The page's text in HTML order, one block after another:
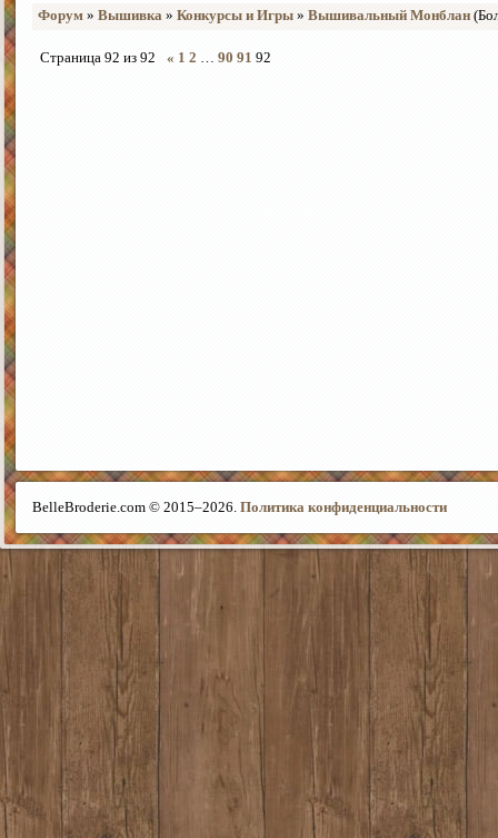
Форум » Вышивка » Конкурсы и Игры » Вышивальный Монблан
Страница 92 из 92 « 1 2 … 90 91 92
BelleBroderie.com © 2015–2026. Политика конфиденциальности